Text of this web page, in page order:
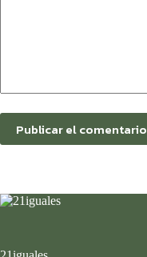
Publicar el comentario